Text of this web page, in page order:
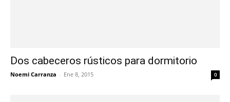
Dos cabeceros rústicos para dormitorio
Noemi Carranza - Ene 8, 2015 0